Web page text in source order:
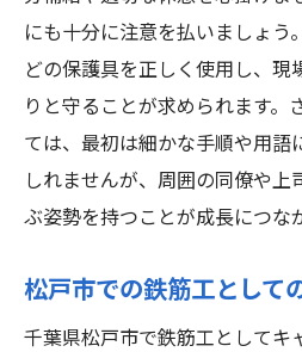
にも十分に注意を払いましょう
どの保護具を正しく使用し、
りと守ることが求められます。
ては、最初は細かな手順や用語
しれませんが、周囲の同僚や
ぶ姿勢を持つことが成長につな
松戸市での鉄筋工として
千葉県松戸市で鉄筋工としてキ